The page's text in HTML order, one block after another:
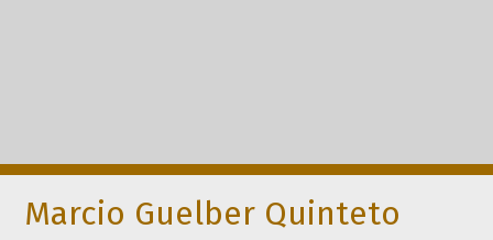
Marcio Guelber Quinteto